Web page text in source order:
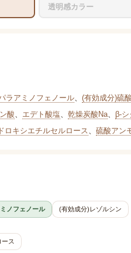
透明感カラー
ラアミノフェノール、 (有効成分)硫
酸、 エデト酸塩、 乾燥炭酸Na、 β-
ロキシエチルセルロース、 硫酸アン
ノフェノール
(有効成分)レゾルシン
ス